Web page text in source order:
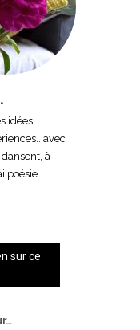
idées,
à
poésie.
sur ce